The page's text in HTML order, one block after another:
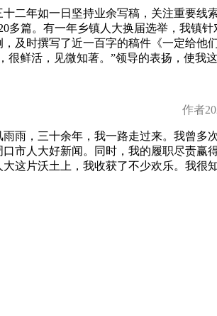
年如一日坚持业余写稿，关注重要线
多篇。有一年乡镇人大换届选举，我镇
及时撰写了近一百字的稿件《一定给
很鲜活，见微知著。”领导的表扬，使我
作者
，三十余年，我一路走过来。我曾多
市人大好新闻。同时，我的履职尽责
这片沃土上，我收获了不少欢乐。我很